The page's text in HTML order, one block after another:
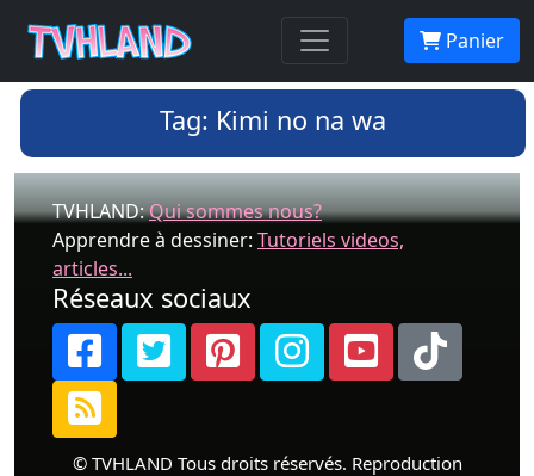
Panier
Tag: Kimi no na wa
TVHLAND:Qui sommes nous?
Apprendre à dessiner: Tutoriels videos,
articles...
Réseaux sociaux
© TVHLAND Tous droits réservés. Reproduction